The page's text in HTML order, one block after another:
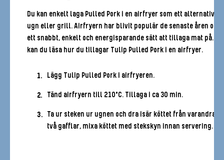
Du kan enkelt laga Pulled Pork i en airfryer som ett alternativ
ugn eller grill. Airfryern har blivit populär de senaste åren och
ett snabbt, enkelt och energisparande sätt att tillaga mat på.
kan du läsa hur du tillagar Tulip Pulled Pork i en airfryer.
Lägg Tulip Pulled Pork i airfryeren.
Tänd airfryern till 210°C. Tillaga i ca 30 min.
Ta ur steken ur ugnen och dra isär köttet från varandra
två gafflar, mixa köttet med stekskyn innan servering.